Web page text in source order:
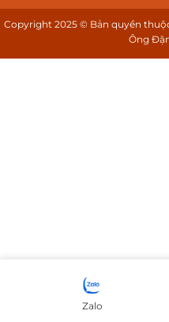
Copyright 2025 © Bản quyền
Ông
Zalo